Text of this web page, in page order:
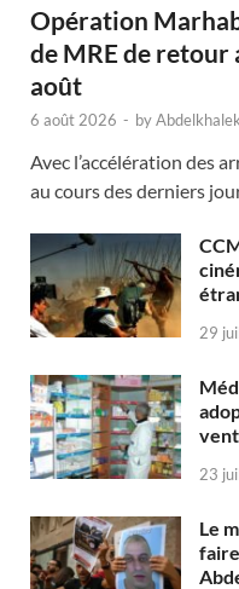
Opération
de MRE de retour
août
6 août 2026 - by
Avec l’accélération des
au cours des derniers
29
23
Le